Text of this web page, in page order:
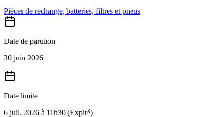
Pièces de rechange, batteries, filtres et pneus
Date de parution
30 juin 2026
Date limite
6 juil. 2026 à 11h30 (Expiré)